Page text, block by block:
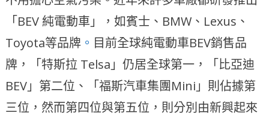
「BEV 純電動車」，如賓士、BMW、Lexus、
Toyota等品牌。 目前全球純電動車BEV銷售品
牌，「特斯拉 Telsa」仍居全球第一，「比亞迪
BEV」第二位、「福斯汽車集團Mini」則佔據第
三位，然而第四位與第五位，則分別由新興起來